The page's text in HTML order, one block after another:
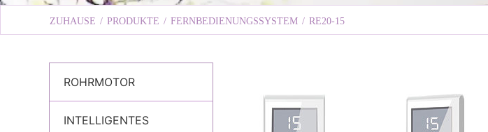
ZUHAUSE / PRODUKTE / FERNBEDIENUNGSSYSTEM / RE20-15
ROHRMOTOR
INTELLIGENTES